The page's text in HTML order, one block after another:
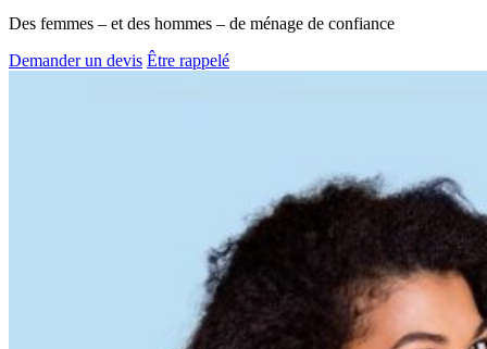
Des femmes – et des hommes – de ménage de confiance
Demander un devis Être rappelé